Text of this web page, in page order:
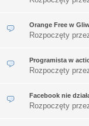
Orange Free w
Rozpoczęty
Programista w
Rozpoczęty
Facebook nie
Rozpoczęty